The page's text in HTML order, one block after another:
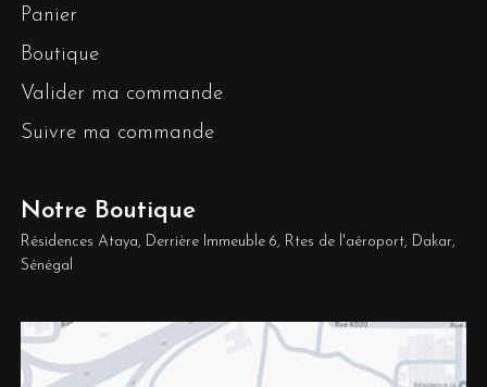
Panier
Boutique
Valider ma commande
Suivre ma commande
Notre Boutique
Résidences Ataya, Derrière Immeuble 6, Rtes de l'aéroport, Dakar,
Sénégal